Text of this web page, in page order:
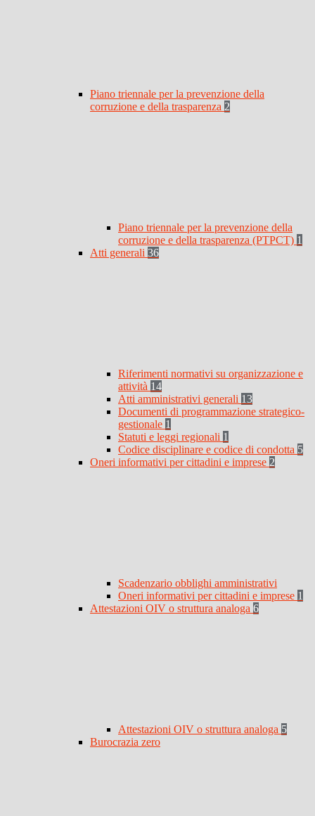
Piano triennale per la prevenzione della
corruzione e della trasparenza 2
Piano triennale per la prevenzione della
corruzione e della trasparenza (PTPCT) 1
Atti generali 36
Riferimenti normativi su organizzazione e
attività 14
Atti amministrativi generali 13
Documenti di programmazione strategico-
gestionale 1
Statuti e leggi regionali 1
Codice disciplinare e codice di condotta 5
Oneri informativi per cittadini e imprese 2
Scadenzario obblighi amministrativi
Oneri informativi per cittadini e imprese 1
Attestazioni OIV o struttura analoga 6
Attestazioni OIV o struttura analoga 5
Burocrazia zero